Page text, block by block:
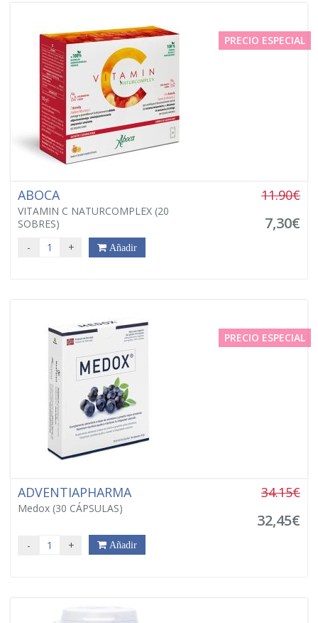
PRECIO ESPECIAL
ABOCA
VITAMIN C NATURCOMPLEX (20
SOBRES)
11.90€
7,30€
- + Añadir
PRECIO ESPECIAL
ADVENTIAPHARMA
Medox (30 CÁPSULAS)
34.15€
32,45€
- + Añadir